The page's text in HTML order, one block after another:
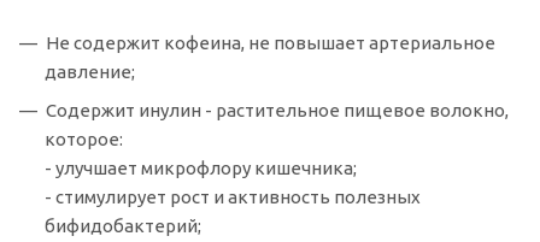
Не содержит кофеина, не повышает артериальное
давление;
Содержит инулин - растительное пищевое волокно,
которое:
- улучшает микрофлору кишечника;
- стимулирует рост и активность полезных
бифидобактерий;